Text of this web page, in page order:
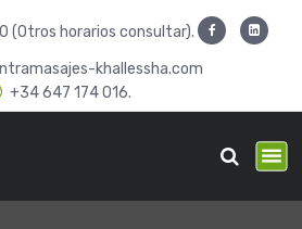
(Otros horarios consultar).
khallessha.com
+34 647 174 016.